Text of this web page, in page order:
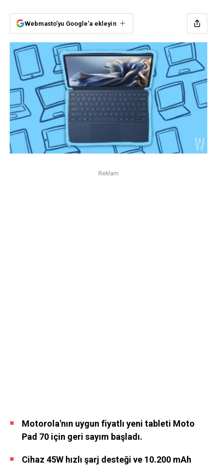
Webmasto'yu Google'a ekleyin
Reklam
Motorola'nın uygun fiyatlı yeni tableti Moto
Pad 70 için geri sayım başladı.
Cihaz 45W hızlı şarj desteği ve 10.200 mAh